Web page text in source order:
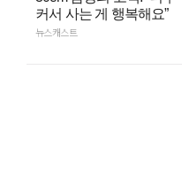
커서 사는 게 행복해요”
뉴스캐스트